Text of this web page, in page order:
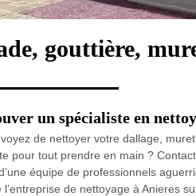
gouttière,
un spécialiste en
de nettoyer votre dallage,
pour tout prendre en main ?
équipe de professionnels
l’entreprise de nettoyage à Anieres